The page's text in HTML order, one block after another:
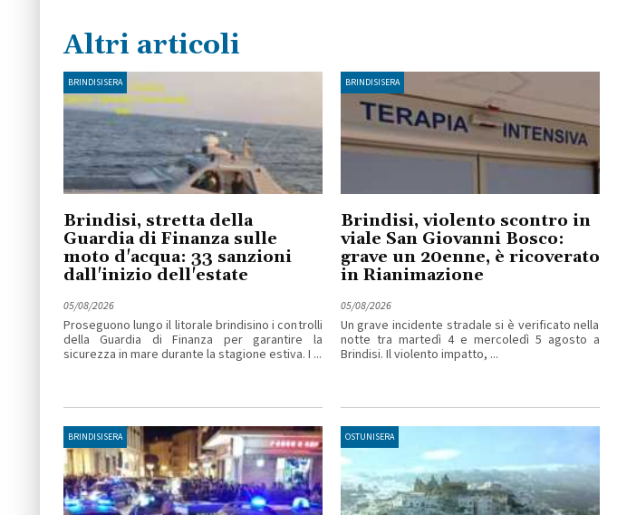
Altri articoli
BRINDISISERA
Brindisi, stretta della
Guardia di Finanza sulle
moto d'acqua: 33 sanzioni
dall'inizio dell'estate
05/08/2026
Proseguono lungo il litorale brindisino i controlli
della Guardia di Finanza per garantire la
sicurezza in mare durante la stagione estiva. I ...
BRINDISISERA
Brindisi, violento scontro in
viale San Giovanni Bosco:
grave un 20enne, è ricoverato
in Rianimazione
05/08/2026
Un grave incidente stradale si è verificato nella
notte tra martedì 4 e mercoledì 5 agosto a
Brindisi. Il violento impatto, ...
BRINDISISERA OSTUNISERA